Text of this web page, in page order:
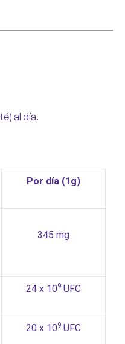
al día.
Por día (1g)
345 mg
24 x 109 UFC
20 x 109 UFC